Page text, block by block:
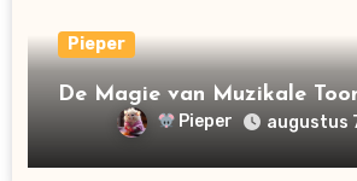
Pieper
De Magie van Muzikale
Pieper augustus